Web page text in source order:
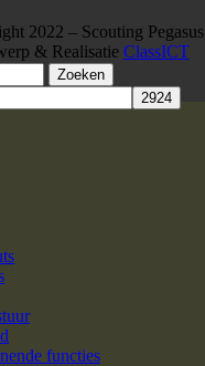
2022 – Scouting Pegasus
& Realisatie ClassICT
Zoeken
functies